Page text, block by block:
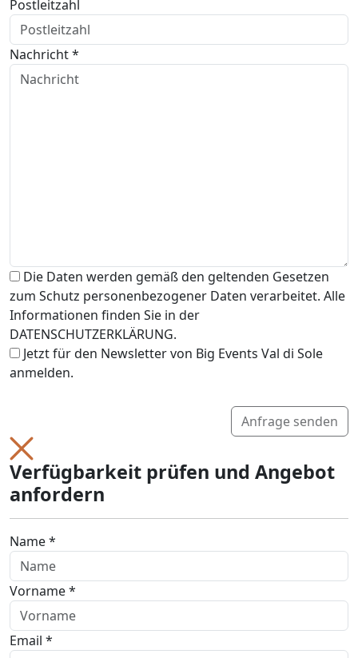
Postleitzahl
Nachricht *
Die Daten werden gemäß den geltenden Gesetzen
zum Schutz personenbezogener Daten verarbeitet. Alle
Informationen finden Sie in der
DATENSCHUTZERKLÄRUNG.
Jetzt für den Newsletter von Big Events Val di Sole
anmelden.
Anfrage senden
Verfügbarkeit prüfen und Angebot
anfordern
Name *
Vorname *
Email *